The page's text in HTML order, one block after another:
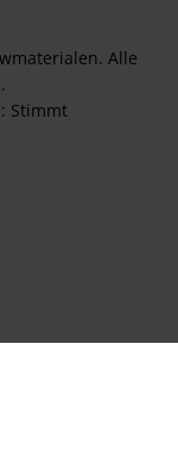
Alle
Stimmt